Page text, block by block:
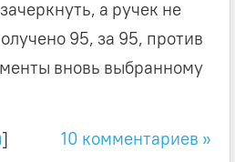
а ручек не
95, за 95, против
вновь выбранному
] 10 комментариев »